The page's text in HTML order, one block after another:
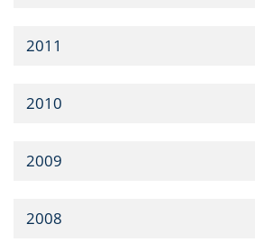
2011
2010
2009
2008